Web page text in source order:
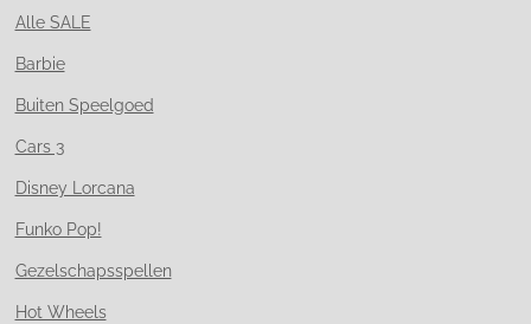
Alle SALE
Barbie
Buiten Speelgoed
Cars 3
Disney Lorcana
Funko Pop!
Gezelschapsspellen
Hot Wheels